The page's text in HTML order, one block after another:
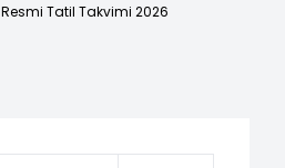
Resmi Tatil Takvimi 2026